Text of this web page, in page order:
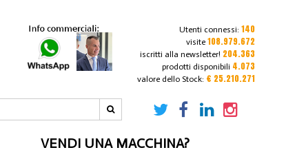
Utenti connessi: 140
visite 108.979.672
iscritti alla newsletter! 204.363
prodotti disponibili 4.073
valore dello Stock: € 25.210.271
VENDI UNA MACCHINA?